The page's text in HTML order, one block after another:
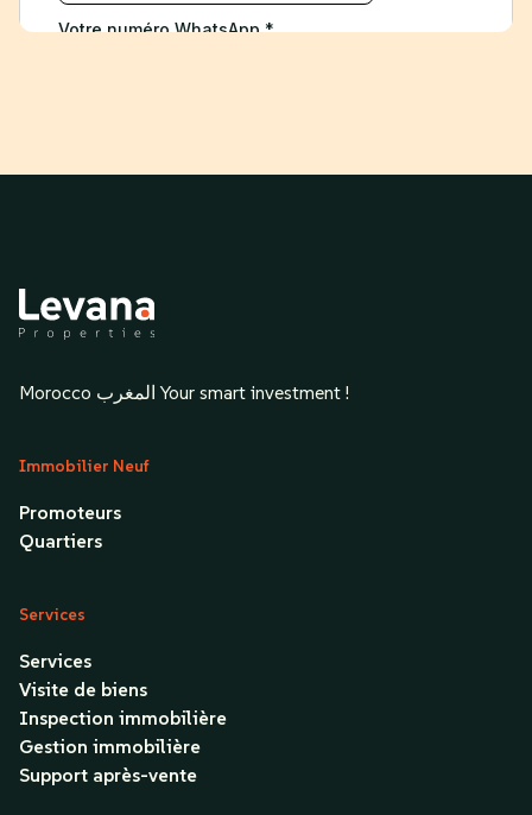
Morocco المغرب Your smart investment !
Immobilier Neuf
Promoteurs
Quartiers
Services
Services
Visite de biens
Inspection immobilière
Gestion immobilière
Support après-vente